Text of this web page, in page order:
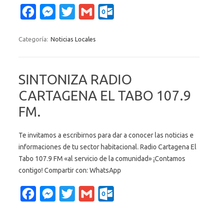
Fa
e
o
o
k
M
se
g
er
T
it
r
G
ail
k.
c
o
Categoría: Noticias Locales
SINTONIZA RADIO
CARTAGENA EL TABO 107.9
FM.
Te invitamos a escribirnos para dar a conocer las noticias e
informaciones de tu sector habitacional. Radio Cartagena El
Tabo 107.9 FM «al servicio de la comunidad» ¡Contamos
contigo! Compartir con: WhatsApp
Fa M
T
G